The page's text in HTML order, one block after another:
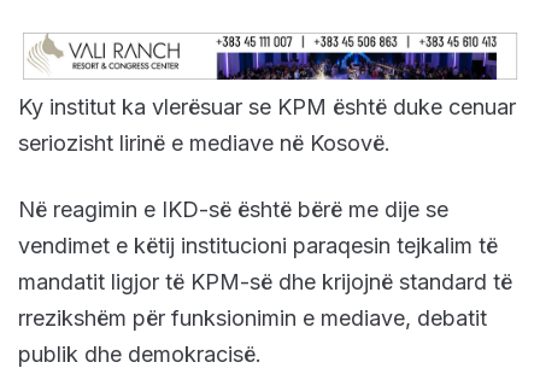
Ky institut ka vlerësuar se KPM është duke cenuar
seriozisht lirinë e mediave në Kosovë.
Në reagimin e IKD-së është bërë me dije se
vendimet e këtij institucioni paraqesin tejkalim të
mandatit ligjor të KPM-së dhe krijojnë standard të
rrezikshëm për funksionimin e mediave, debatit
publik dhe demokracisë.